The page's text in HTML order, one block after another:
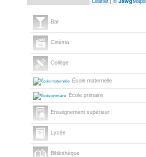
Bar
Cinéma
Collège
École maternelle
École primaire
Enseignement supérieur
Lycée
Bibliothèque